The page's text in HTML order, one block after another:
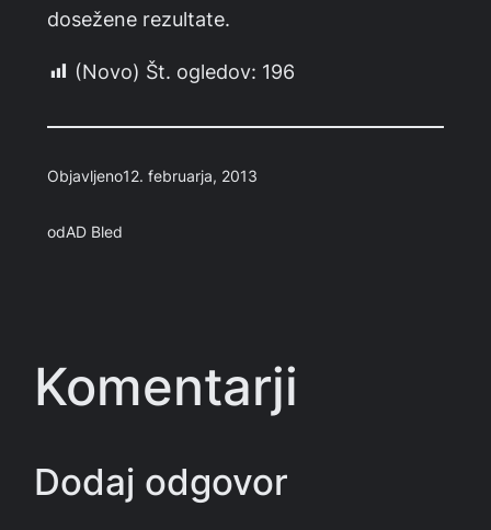
dosežene rezultate.
(Novo) Št. ogledov: 196
Objavljeno12. februarja, 2013
odAD Bled
Komentarji
Dodaj odgovor